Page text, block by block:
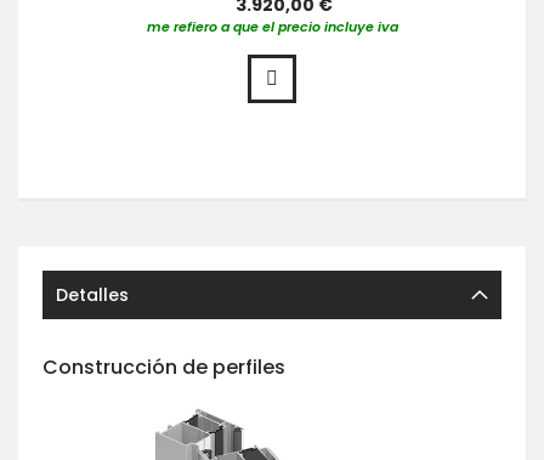
3.920,00 €
me refiero a que el precio incluye iva
Detalles
Construcción de perfiles